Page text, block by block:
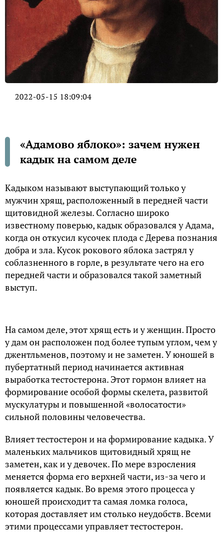
2022-05-15 18:09:04
«Адамово яблоко»: зачем нужен
кадык на самом деле
Кадыком называют выступающий только у
мужчин хрящ, расположенный в передней части
щитовидной железы. Согласно широко
известному поверью, кадык образовался у Адама,
когда он откусил кусочек плода с Дерева познания
добра и зла. Кусок рокового яблока застрял у
соблазненного в горле, в результате чего на его
передней части и образовался такой заметный
выступ.
На самом деле, этот хрящ есть и у женщин. Просто
у дам он расположен под более тупым углом, чем у
джентльменов, поэтому и не заметен. У юношей в
пубертатный период начинается активная
выработка тестостерона. Этот гормон влияет на
формирование особой формы скелета, развитой
мускулатуры и повышенной «волосатости»
сильной половины человечества.
Влияет тестостерон и на формирование кадыка. У
маленьких мальчиков щитовидный хрящ не
заметен, как и у девочек. По мере взросления
меняется форма его верхней части, из-за чего и
появляется кадык. Во время этого процесса у
юношей происходит та самая ломка голоса,
которая доставляет им столько неудобств. Всеми
этими процессами управляет тестостерон.